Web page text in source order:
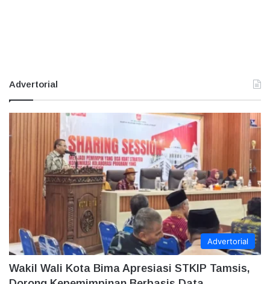
Advertorial
Advertorial
Wakil Wali Kota Bima Apresiasi STKIP Tamsis,